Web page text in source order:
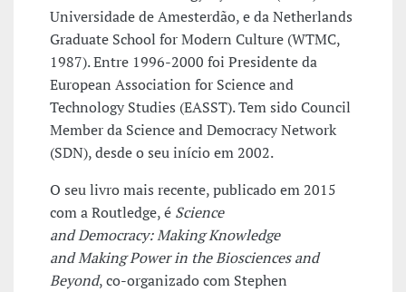
Universidade de Amesterdão, e da Netherlands
Graduate School for Modern Culture (WTMC,
1987). Entre 1996-2000 foi Presidente da
European Association for Science and
Technology Studies (EASST). Tem sido Council
Member da Science and Democracy Network
(SDN), desde o seu início em 2002.
O seu livro mais recente, publicado em 2015
com a Routledge, é Science
and Democracy: Making Knowledge
and Making Power in the Biosciences and
Beyond, co-organizado com Stephen